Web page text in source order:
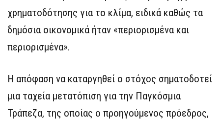
χρηματοδότησης για το κλίμα, ειδικά καθώς τα
δημόσια οικονομικά ήταν «περιορισμένα και
περιορισμένα».
Η απόφαση να καταργηθεί ο στόχος σηματοδοτεί
μια ταχεία μετατόπιση για την Παγκόσμια
Τράπεζα, της οποίας ο προηγούμενος πρόεδρος,